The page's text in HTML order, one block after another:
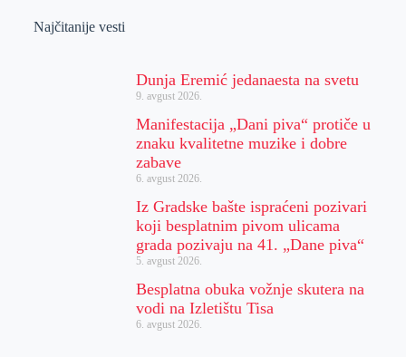
Najčitanije vesti
Dunja Eremić jedanaesta na svetu
9. avgust 2026.
Manifestacija „Dani piva“ protiče u
znaku kvalitetne muzike i dobre
zabave
6. avgust 2026.
Iz Gradske bašte ispraćeni pozivari
koji besplatnim pivom ulicama
grada pozivaju na 41. „Dane piva“
5. avgust 2026.
Besplatna obuka vožnje skutera na
vodi na Izletištu Tisa
6. avgust 2026.